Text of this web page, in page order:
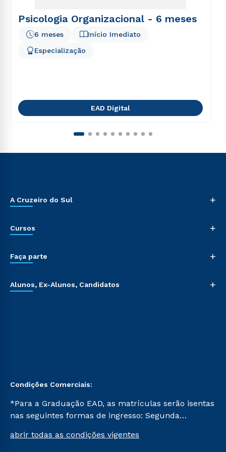
Psicologia Organizacional - 6 meses
Início Imediato
6 meses
Especialização
EAD Digital
A Cruzeiro do Sul +
Cursos +
Faça parte +
Alunos, Ex-Alunos, Candidatos +
Condições Comerciais:
*Para a Graduação EAD, as matrículas serão isentas
nas seguintes formas de ingresso: Segunda
Já para as demais, a taxa de matrícula será de R$
abrir todas as condições vigentes